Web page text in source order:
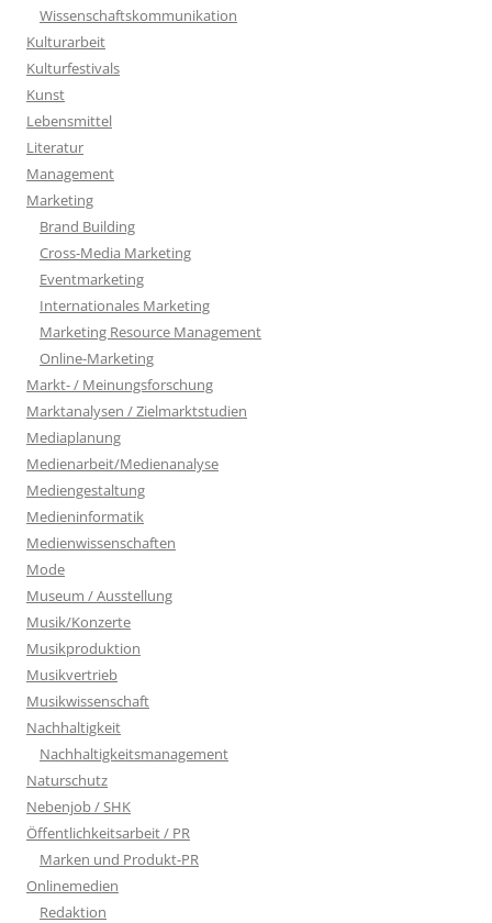
Wissenschaftskommunikation
Kulturarbeit
Kulturfestivals
Kunst
Lebensmittel
Literatur
Management
Marketing
Brand Building
Cross-Media Marketing
Eventmarketing
Internationales Marketing
Marketing Resource Management
Online-Marketing
Markt- / Meinungsforschung
Marktanalysen / Zielmarktstudien
Mediaplanung
Medienarbeit/Medienanalyse
Mediengestaltung
Medieninformatik
Medienwissenschaften
Mode
Museum / Ausstellung
Musik/Konzerte
Musikproduktion
Musikvertrieb
Musikwissenschaft
Nachhaltigkeit
Nachhaltigkeitsmanagement
Naturschutz
Nebenjob / SHK
Öffentlichkeitsarbeit / PR
Marken und Produkt-PR
Onlinemedien
Redaktion